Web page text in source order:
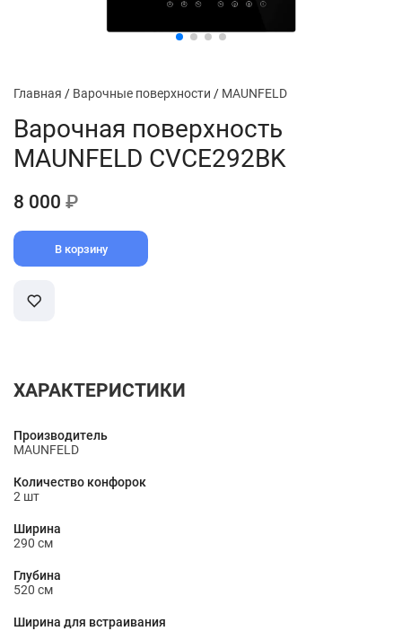
Главная / Варочные поверхности / MAUNFELD
Варочная поверхность
MAUNFELD CVCE292BK
8 000 ₽
В корзину
ХАРАКТЕРИСТИКИ
Производитель
MAUNFELD
Количество конфорок
2 шт
Ширина
290 см
Глубина
520 см
Ширина для встраивания